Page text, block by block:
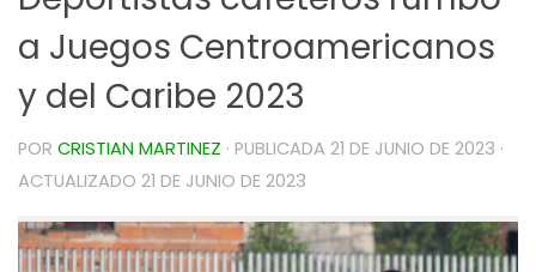
a Juegos Centroamericanos
y del Caribe 2023
POR CRISTIAN MARTINEZ · PUBLICADA 21 DE JUNIO DE 2023 ·
ACTUALIZADO 21 DE JUNIO DE 2023